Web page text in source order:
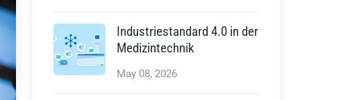
Industriestandard 4.0 in der
Medizintechnik
May 08, 2026